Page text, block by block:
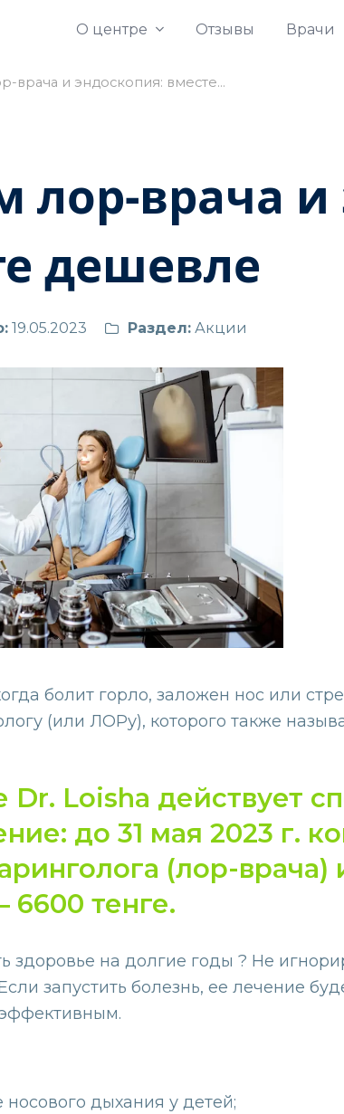
О центре Oтзывы Врачи
врача и эндоскопия: вместе…
лор-врача и
дешевле
19.05.2023 Раздел: Акции
болит горло, заложен нос или
(или ЛОРу), которого также
Dr. Loisha действует
до 31 мая 2023 г.
(лор-
6600 тенге.
здоровье на долгие годы ? Не
запустить болезнь, ее лечение
носового дыхания у детей;